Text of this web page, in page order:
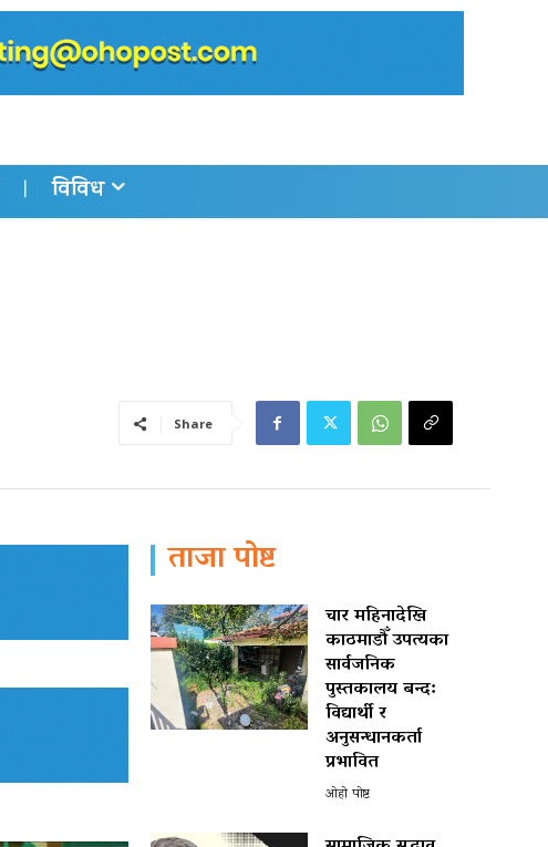
विविध
Share
ताजा पोष्ट
चार महिनादेखि
काठमाडौँ उपत्यका
सार्वजनिक
पुस्तकालय बन्द:
विद्यार्थी र
अनुसन्धानकर्ता
प्रभावित
ओहो पोष्ट